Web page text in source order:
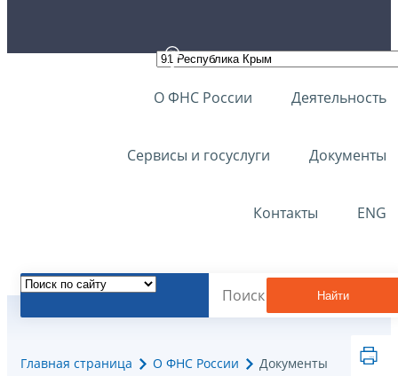
О ФНС России Деятельность
Сервисы и госуслуги Документы
Контакты ENG
Найти
Главная страница О ФНС России Документы